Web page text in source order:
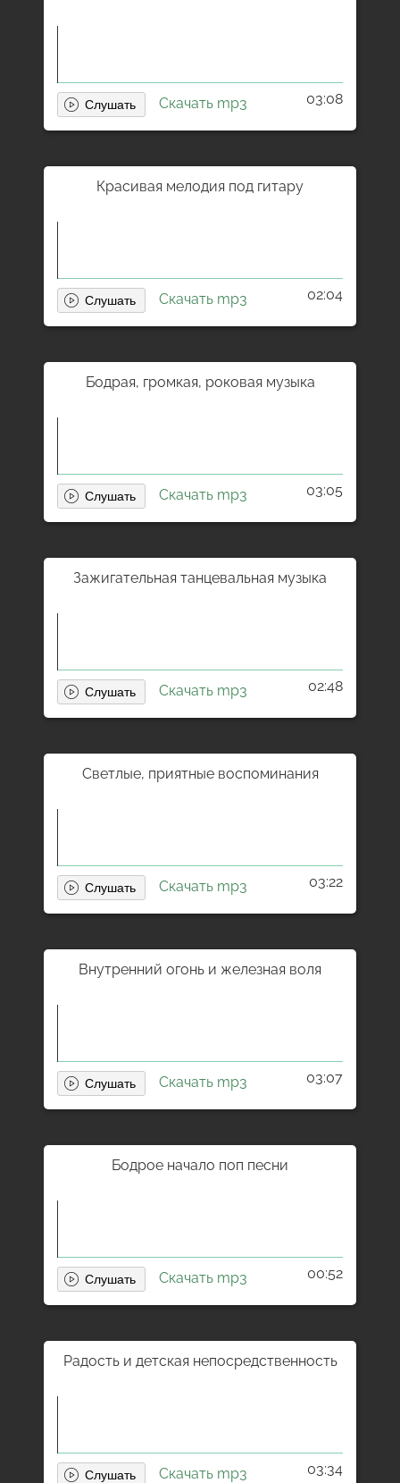
Скачать mp3 03:08
Красивая мелодия под гитару
Скачать mp3 02:04
Бодрая, громкая, роковая музыка
Скачать mp3 03:05
Зажигательная танцевальная музыка
Скачать mp3 02:48
Светлые, приятные воспоминания
Скачать mp3 03:22
Внутренний огонь и железная воля
Скачать mp3 03:07
Бодрое начало поп песни
Скачать mp3 00:52
Радость и детская непосредственность
Скачать mp3 03:34